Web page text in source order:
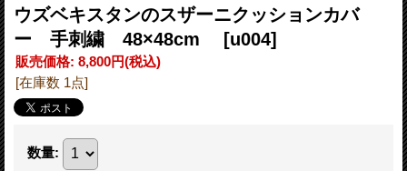
ウズベキスタンのスザーニクッションカバ
ー 手刺繍 48×48cm [u004]
販売価格: 8,800円(税込)
[在庫数 1点]
数量: